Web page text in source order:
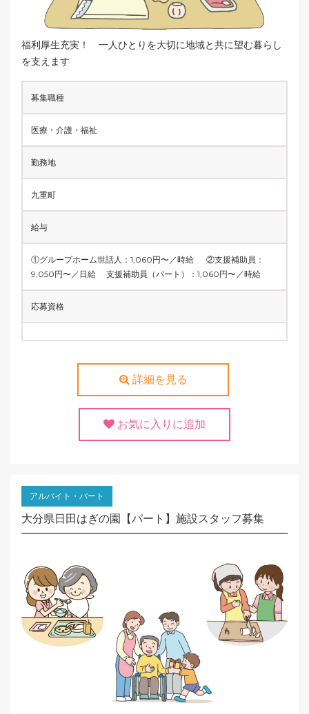
福利厚生充実！ 一人ひとりを大切に地域と共に望む暮らし
を支えます
募集職種
医療・介護・福祉
勤務地
九重町
給与
①グループホーム世話人：1,060円〜／時給 ②支援補助員：
9,050円〜／日給 支援補助員（パート）：1,060円〜／時給
応募資格
詳細を見る
お気に入りに追加
アルバイト・パート
大分県日田はぎの園【パート】施設スタッフ募集